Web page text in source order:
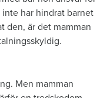
har hindrat barnet
den, är det mamman
Men mamman